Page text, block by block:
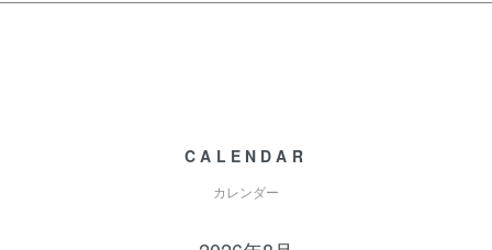
CALENDAR
カレンダー